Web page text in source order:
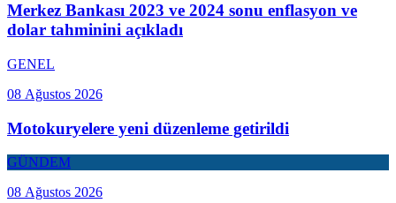
Merkez Bankası 2023 ve 2024 sonu enflasyon ve
dolar tahminini açıkladı
GENEL
08 Ağustos 2026
Motokuryelere yeni düzenleme getirildi
GÜNDEM
08 Ağustos 2026